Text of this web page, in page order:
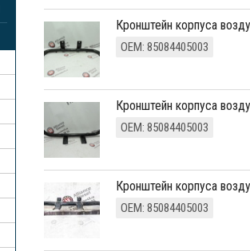
кронштейн корпуса
ОЕМ: 85084405003
кронштейн корпуса
ОЕМ: 85084405003
кронштейн корпуса
ОЕМ: 85084405003